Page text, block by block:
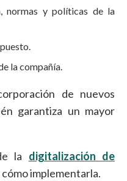
normas y políticas de la
la compañía.
de nuevos
garantiza un mayor
la digitalización de
cómo implementarla.